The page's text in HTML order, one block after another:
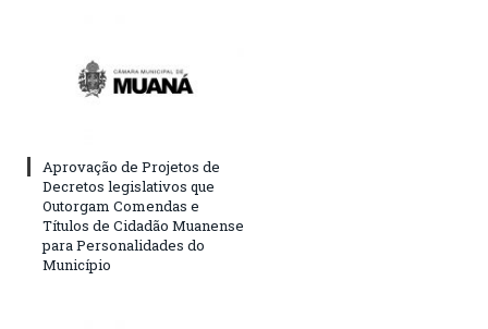
Aprovação de Projetos de
Decretos legislativos que
Outorgam Comendas e
Títulos de Cidadão Muanense
para Personalidades do
Município